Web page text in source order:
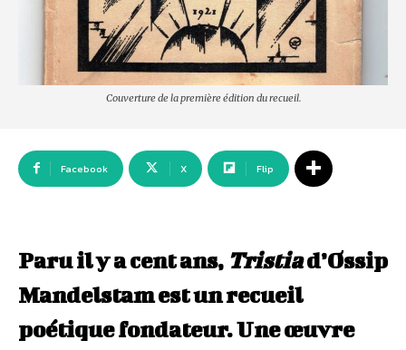
Couverture de la première édition du recueil.
Facebook X Flip
Paru il y a cent ans, Tristiad’Ossip
Mandelstam est un recueil
poétique fondateur. Une œuvre